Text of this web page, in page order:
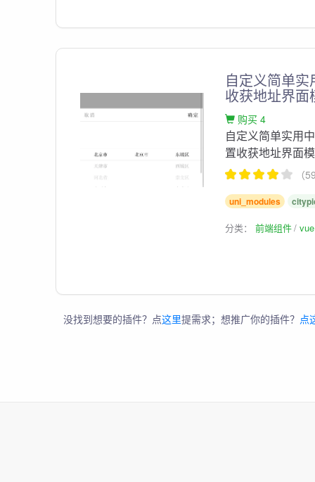
自定义简单
收获地址界
购买 4
自定义简单实用
置收获地址界面
（
uni_modules
分类：前端组件
没找到想要的插件？点这里提需求；想推广你的插件？ 点